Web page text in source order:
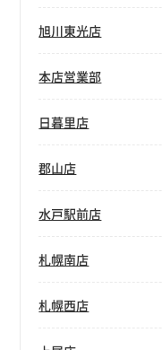
旭川東光店
本店営業部
日暮里店
郡山店
水戸駅前店
札幌南店
札幌西店